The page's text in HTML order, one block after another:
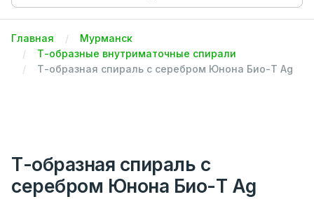
Главная
Мурманск
Т-образные внутриматочные спирали
Т-образная спираль с серебром Юнона Био-Т Ag
Т-образная спираль с
серебром Юнона Био-Т Ag